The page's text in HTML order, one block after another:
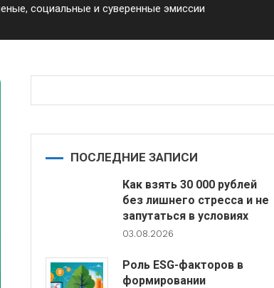
социальные и суверенные эмиссии
ПОСЛЕДНИЕ ЗАПИСИ
Как взять 30 000 рублей
без лишнего стресса и не
запутаться в условиях
03.08.2026
Роль ESG-факторов в
формировании